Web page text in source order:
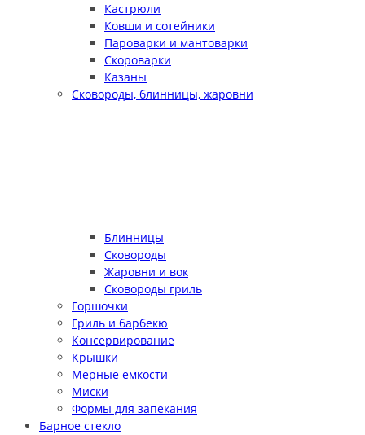
Кастрюли
Ковши и сотейники
Пароварки и мантоварки
Скороварки
Казаны
Сковороды, блинницы, жаровни
Блинницы
Сковороды
Жаровни и вок
Сковороды гриль
Горшочки
Гриль и барбекю
Консервирование
Крышки
Мерные емкости
Миски
Формы для запекания
Барное стекло